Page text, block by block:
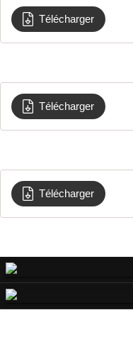
Télécharger
Télécharger
Télécharger